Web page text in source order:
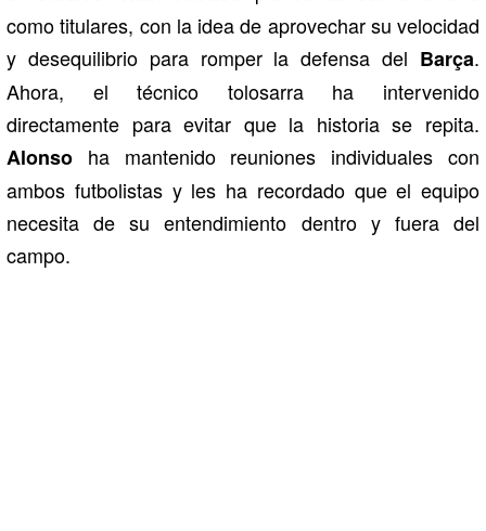
como titulares, con la idea de aprovechar su velocidad
y desequilibrio para romper la defensa del Barça.
Ahora, el técnico tolosarra ha intervenido
directamente para evitar que la historia se repita.
Alonso ha mantenido reuniones individuales con
ambos futbolistas y les ha recordado que el equipo
necesita de su entendimiento dentro y fuera del
campo.